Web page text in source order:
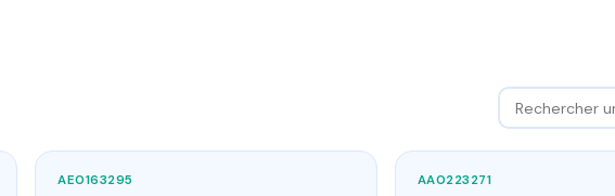
AE0163295 AA0223271